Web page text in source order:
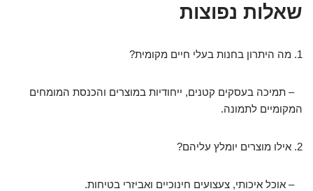
שאלות נפוצות
1. מה היתרון בחנות בעלי חיים מקומית?
– תמיכה בעסקים קטנים, ייחודיות במוצרים והכנסת המומחים
המקומיים לתמונה.
2. אילו מוצרים יומלץ עליהם?
– אוכל איכותי, צעצועים חינוכיים ואביזרי בטיחות.